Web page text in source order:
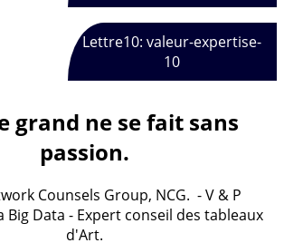
Lettre10: valeur-expertise-
10
grand ne se fait sans
passion.
Counsels Group, NCG. - V & P
Big Data - Expert conseil des tableaux
d'Art.